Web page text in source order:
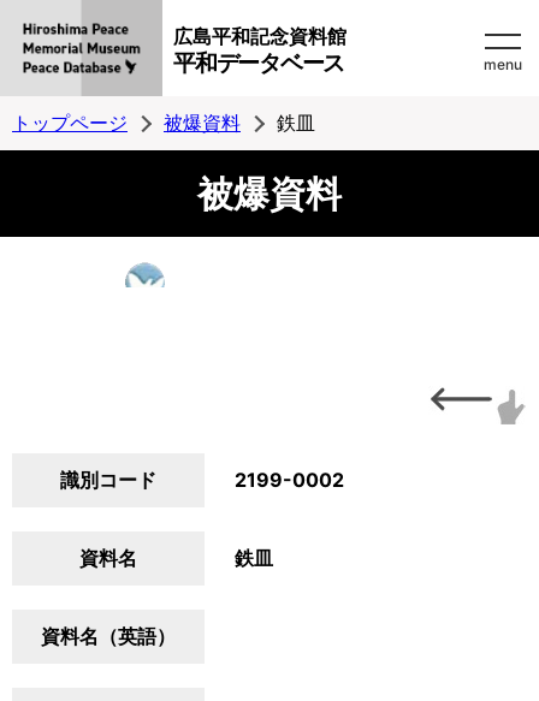
広島平和記念資料館
平和データベース menu
トップページ 被爆資料 鉄皿
被爆資料
識別コード 2199-0002
資料名 鉄皿
資料名（英語）